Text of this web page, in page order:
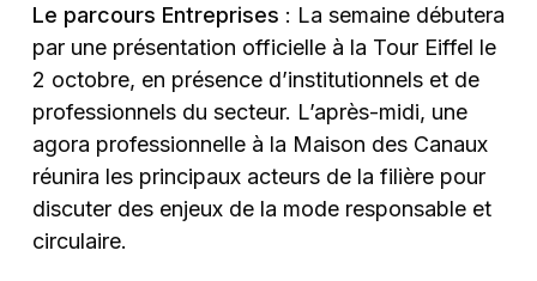
Le parcours Entreprises : La semaine débutera
par une présentation officielle à la Tour Eiffel le
2 octobre, en présence d’institutionnels et de
professionnels du secteur. L’après-midi, une
agora professionnelle à la Maison des Canaux
réunira les principaux acteurs de la filière pour
discuter des enjeux de la mode responsable et
circulaire.